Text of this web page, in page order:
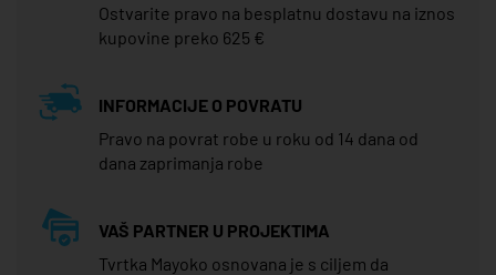
Ostvarite pravo na besplatnu dostavu na iznos
kupovine preko 625 €
INFORMACIJE O POVRATU
Pravo na povrat robe u roku od 14 dana od
dana zaprimanja robe
VAŠ PARTNER U PROJEKTIMA
Tvrtka Mayoko osnovana je s ciljem da